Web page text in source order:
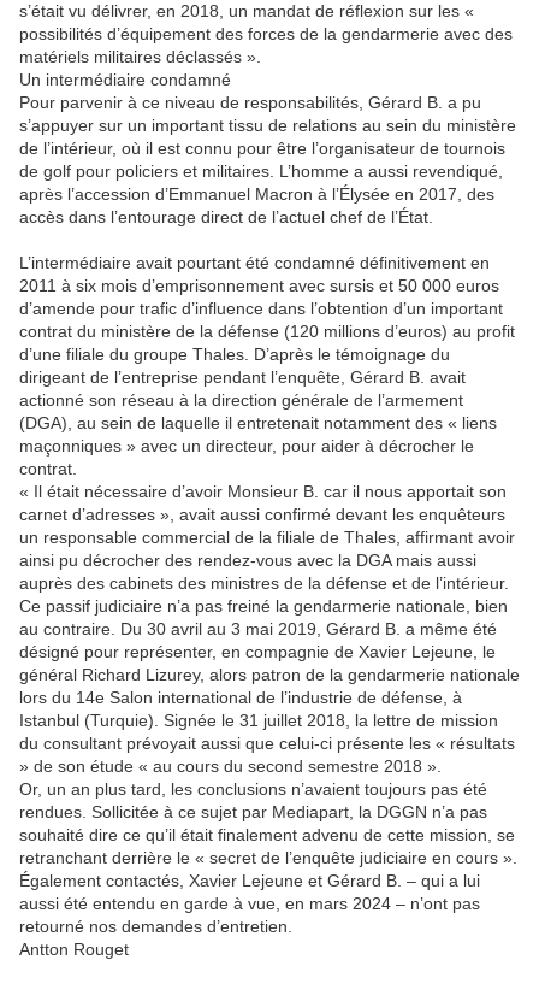
s’était vu délivrer, en 2018, un mandat de réflexion sur les «
possibilités d’équipement des forces de la gendarmerie avec des
matériels militaires déclassés ».
Un intermédiaire condamné
Pour parvenir à ce niveau de responsabilités, Gérard B. a pu
s’appuyer sur un important tissu de relations au sein du ministère
de l’intérieur, où il est connu pour être l’organisateur de tournois
de golf pour policiers et militaires. L’homme a aussi revendiqué,
après l’accession d’Emmanuel Macron à l’Élysée en 2017, des
accès dans l’entourage direct de l’actuel chef de l’État.
L’intermédiaire avait pourtant été condamné définitivement en
2011 à six mois d’emprisonnement avec sursis et 50 000 euros
d’amende pour trafic d’influence dans l’obtention d’un important
contrat du ministère de la défense (120 millions d’euros) au profit
d’une filiale du groupe Thales. D’après le témoignage du
dirigeant de l’entreprise pendant l’enquête, Gérard B. avait
actionné son réseau à la direction générale de l’armement
(DGA), au sein de laquelle il entretenait notamment des « liens
maçonniques » avec un directeur, pour aider à décrocher le
contrat.
« Il était nécessaire d’avoir Monsieur B. car il nous apportait son
carnet d’adresses », avait aussi confirmé devant les enquêteurs
un responsable commercial de la filiale de Thales, affirmant avoir
ainsi pu décrocher des rendez-vous avec la DGA mais aussi
auprès des cabinets des ministres de la défense et de l’intérieur.
Ce passif judiciaire n’a pas freiné la gendarmerie nationale, bien
au contraire. Du 30 avril au 3 mai 2019, Gérard B. a même été
désigné pour représenter, en compagnie de Xavier Lejeune, le
général Richard Lizurey, alors patron de la gendarmerie nationale
lors du 14e Salon international de l’industrie de défense, à
Istanbul (Turquie). Signée le 31 juillet 2018, la lettre de mission
du consultant prévoyait aussi que celui-ci présente les « résultats
» de son étude « au cours du second semestre 2018 ».
Or, un an plus tard, les conclusions n’avaient toujours pas été
rendues. Sollicitée à ce sujet par Mediapart, la DGGN n’a pas
souhaité dire ce qu’il était finalement advenu de cette mission, se
retranchant derrière le « secret de l’enquête judiciaire en cours ».
Également contactés, Xavier Lejeune et Gérard B. – qui a lui
aussi été entendu en garde à vue, en mars 2024 – n’ont pas
retourné nos demandes d’entretien.
Antton Rouget